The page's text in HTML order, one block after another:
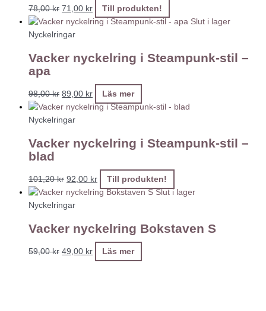
78,00kr 71,00 kr Till produkten!
Slut i lager
Nyckelringar
Vacker nyckelring i Steampunk-stil –
apa
98,00kr 89,00 kr Läs mer
Nyckelringar
Vacker nyckelring i Steampunk-stil –
blad
101,20kr 92,00 kr Till produkten!
Slut i lager
Nyckelringar
Vacker nyckelring Bokstaven S
59,00kr 49,00 kr Läs mer